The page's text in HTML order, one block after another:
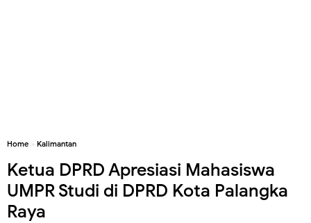
Home » Kalimantan
Ketua DPRD Apresiasi Mahasiswa
UMPR Studi di DPRD Kota Palangka
Raya